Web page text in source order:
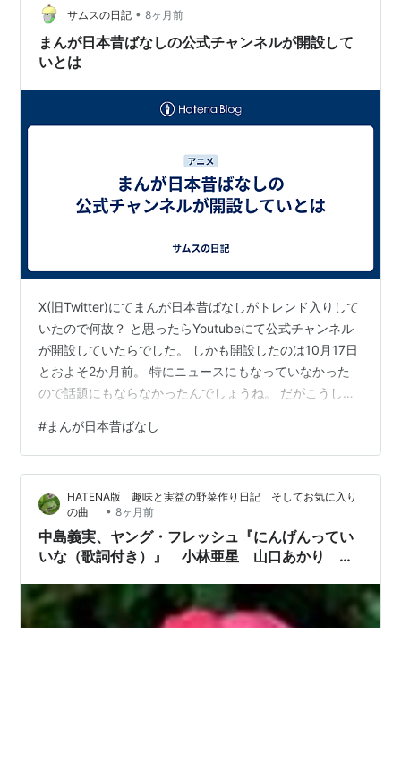
サムスの日記 • 8ヶ月前
まんが日本昔ばなしの公式チャンネルが開設して
いとは
X(旧Twitter)にてまんが日本昔ばなしがトレンド入りして
いたので何故？ と思ったらYoutubeにて公式チャンネル
が開設していたらでした。 しかも開設したのは10月17日
とおよそ2か月前。 特にニュースにもなっていなかった
ので話題にもならなかったんでしょうね。 だがこうして
万人近くになったようです。日本昔ばなしは違法アップ
ロードが時々おすすめに出てきた事があったので実際は
相当数あったのだろう。 だが公式が正式にアップロード
すればこうした違法アップロードへの対抗策となるので
これは良いことだ。 ネット配信だと地上波の宿命である
地域格差の問題…
#まんが日本昔ばなし
HATENA版 趣味と実益の野菜作り日記 そしてお気に入り
の曲
• 8ヶ月前
中島義実、ヤング・フレッシュ『にんげんってい
いな（歌詞付き）』 小林亜星 山口あかり ま